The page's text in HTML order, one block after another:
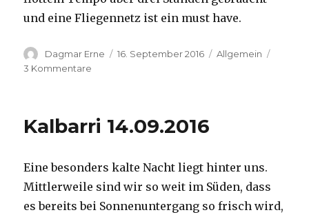
und eine Fliegennetz ist ein must have.
Autor
Dagmar Erne
Veröffentlicht
16. September 2016 Kategorien
Allgemein
3 Kommentare
Kalbarri 14.09.2016
Eine besonders kalte Nacht liegt hinter uns.
Mittlerweile sind wir so weit im Süden, dass
es bereits bei Sonnenuntergang so frisch wird,